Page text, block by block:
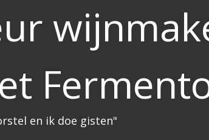
en ik doe gisten"